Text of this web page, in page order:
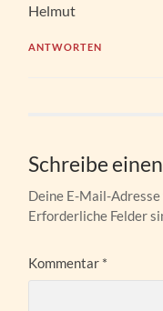
Helmut
ANTWORTEN
Schreibe
Deine E-Mail-
Erforderliche Felder
Kommentar *